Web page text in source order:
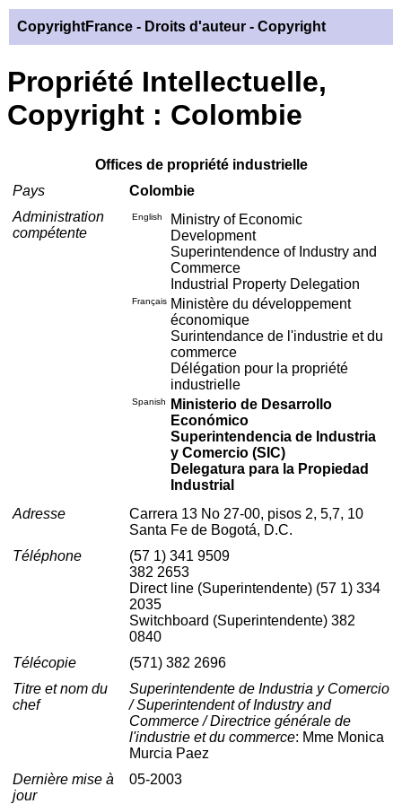
CopyrightFrance - Droits d'auteur - Copyright
Propriété Intellectuelle,
Copyright : Colombie
Offices de propriété industrielle
Pays
Colombie
Administration
compétente
English
Ministry of Economic
Development
Superintendence of Industry and
Commerce
Industrial Property Delegation
Français Ministère du développement
économique
Surintendance de l'industrie et du
commerce
Délégation pour la propriété
industrielle
Spanish
Ministerio de Desarrollo
Económico
Superintendencia de Industria
y Comercio (SIC)
Delegatura para la Propiedad
Industrial
Adresse
Carrera 13 No 27-00, pisos 2, 5,7, 10
Santa Fe de Bogotá, D.C.
Téléphone
(57 1) 341 9509
382 2653
Direct line (Superintendente) (57 1) 334
2035
Switchboard (Superintendente) 382
0840
Télécopie
(571) 382 2696
Titre et nom du
chef
Superintendente de Industria y Comercio
/ Superintendent of Industry and
Commerce / Directrice générale de
l'industrie et du commerce: Mme Monica
Murcia Paez
Dernière mise à
jour
05-2003